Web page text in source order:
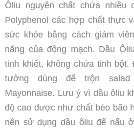
Ôliu nguyên chất chứa nhiều
Polyphenol các hợp chất thực
sức khỏe bằng cách giảm
năng của động mạch. Dầu
tinh khiết, không chứa tinh
tưởng dùng để trộn
Mayonnaise. Lưu ý vì dầu ôliu
độ cao được như chất béo bão
nên sử dụng dầu ôliu để nấu